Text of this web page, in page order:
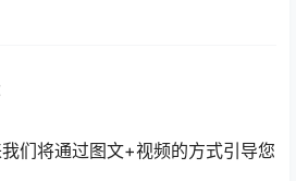
们将通过图文+视频的方式引导您